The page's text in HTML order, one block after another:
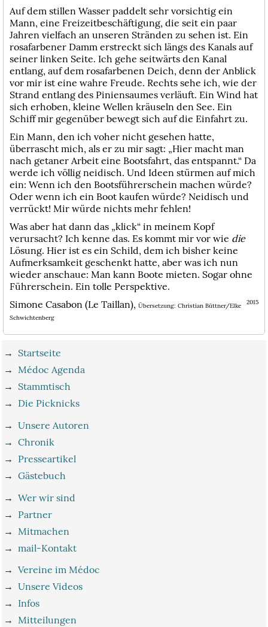
Auf dem stillen Wasser paddelt sehr vorsichtig ein
Mann, eine Freizeitbeschäftigung, die seit ein paar
Jahren vielfach an unseren Stränden zu sehen ist. Ein
rosafarbener Damm erstreckt sich längs des Kanals auf
seiner linken Seite. Ich gehe seitwärts den Kanal
entlang, auf dem rosafarbenen Deich, denn der Anblick
vor mir ist eine wahre Freude. Rechts sehe ich, wie der
Strand entlang des Piniensaumes verläuft. Ein Wind hat
sich erhoben, kleine Wellen kräuseln den See. Ein
Schiff mir gegenüber bewegt sich auf die Einfahrt zu.
Ein Mann, den ich voher nicht gesehen hatte,
überrascht mich, als er zu mir sagt: „Hier macht man
nach getaner Arbeit eine Bootsfahrt, das entspannt.“ Da
werde ich völlig neidisch. Und Ideen stürmen auf mich
ein: Wenn ich den Bootsführerschein machen würde?
Oder wenn ich ein Boot kaufen würde? Neidisch und
verrückt! Mir würde nichts mehr fehlen!
Was aber hat dann das „klick“ in meinem Kopf
verursacht? Ich kenne das. Es kommt mir vor wie die
Lösung. Hier ist es ein Schild, dem ich bisher keine
Aufmerksamkeit geschenkt hatte, aber was ich nun
wieder anschaue: Man kann Boote mieten. Sogar ohne
Führerschein. Ein tolle Perspektive.
2015
Simone Casabon (Le Taillan),Übersetzung: Christian Büttner/Elke
Schwichtenberg
→ Startseite
→ Médoc Agenda
→ Stammtisch
→ Die Picknicks
→ Unsere Autoren
→ Chronik
→ Presseartikel
→ Gästebuch
→ Wer wir sind
→ Partner
→ Mitmachen
→ mail-Kontakt
→ Vereine im Médoc
→ Unsere Videos
→ Infos
→ Mitteilungen